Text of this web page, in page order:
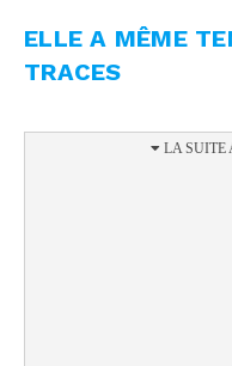
ELLE A MÊME
TRACES